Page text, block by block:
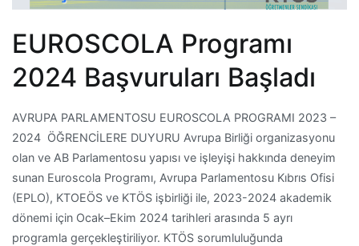
EUROSCOLA Programı
2024 Başvuruları Başladı
AVRUPA PARLAMENTOSU EUROSCOLA PROGRAMI 2023 –
2024 ÖĞRENCİLERE DUYURU Avrupa Birliği organizasyonu
olan ve AB Parlamentosu yapısı ve işleyişi hakkında deneyim
sunan Euroscola Programı, Avrupa Parlamentosu Kıbrıs Ofisi
(EPLO), KTOEÖS ve KTÖS işbirliği ile, 2023-2024 akademik
dönemi için Ocak–Ekim 2024 tarihleri arasında 5 ayrı
programla gerçekleştiriliyor. KTÖS sorumluluğunda